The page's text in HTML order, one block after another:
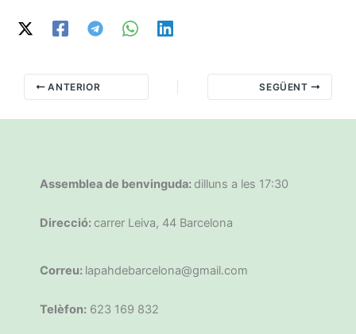
ANTERIOR SEGÜENT
Assemblea de benvinguda: dilluns a les 17:30
Direcció: carrer Leiva, 44 Barcelona
Correu: lapahdebarcelona@gmail.com
Telèfon: 623 169 832